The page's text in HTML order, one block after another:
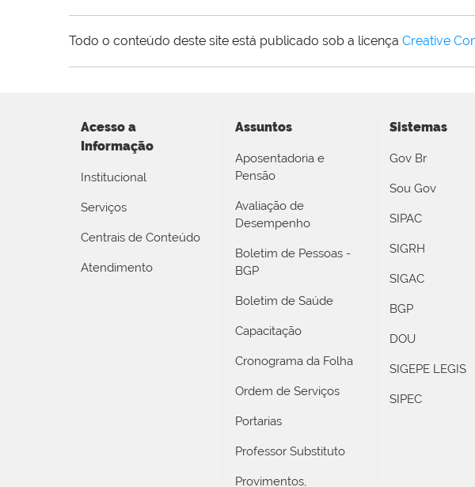
Todo o conteúdo deste site está publicado sob a licença Creative
Acesso a
Informação
Institucional
Serviços
Centrais de Conteúdo
Atendimento
Assuntos
Aposentadoria e
Pensão
Avaliação de
Desempenho
Boletim de Pessoas -
BGP
Boletim de Saúde
Capacitação
Cronograma da Folha
Ordem de Serviços
Portarias
Professor Substituto
Provimentos,
Sistemas
Gov Br
Sou Gov
SIPAC
SIGRH
SIGAC
BGP
DOU
SIGEPE LEGIS
SIPEC